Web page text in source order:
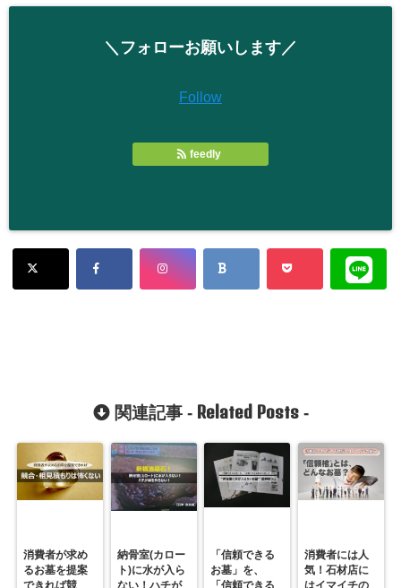
＼フォローお願いします／
Follow
feedly
関連記事 - Related Posts-
消費者が求め
るお墓を提案
できれば競
納骨室(カロー
ト)に水が入ら
ない！ハチが
「信頼できる
お墓」を、
「信頼できる
消費者には人
気！石材店に
はイマイチの